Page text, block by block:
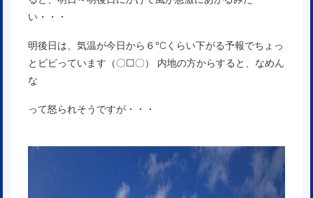
い・・・
明後日は、気温が今日から６℃くらい下がる予報でちょっ
とビビっています（〇□〇） 内地の方からすると、なめん
な
って怒られそうですが・・・